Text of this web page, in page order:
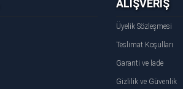
ALIŞVERİŞ
Üyelik Sözleşmesi
Teslimat Koşulları
Garanti ve İade
Gizlilik ve Güvenlik